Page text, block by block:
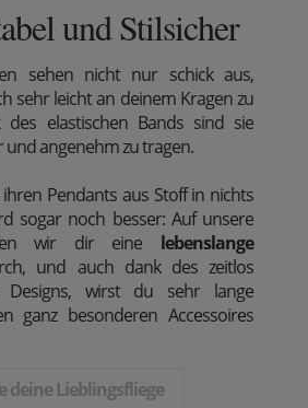
und Stilsicher
sehen nicht nur schick aus,
sehr leicht an deinem Kragen zu
des elastischen Bands sind sie
angenehm zu tragen.
Pendants aus Stoff in nichts
sogar noch besser: Auf unsere
wir dir eine lebenslange
und auch dank des zeitlos
Designs, wirst du sehr lange
ganz besonderen Accessoires
deine Lieblingsfliege